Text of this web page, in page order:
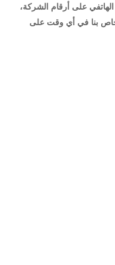
على أرقام الشركة،
بنا في أي وقت على